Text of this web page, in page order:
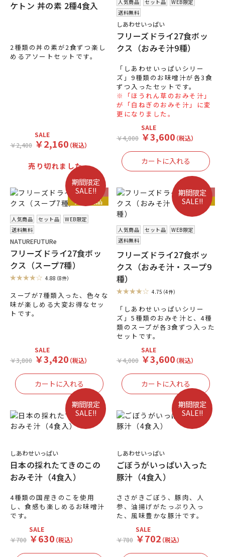
ケトン 丼の素 2種4食入
2種類の丼の素が2食ずつ楽し
めるアソートセットです。
￥2,400
SALE
￥2,160（税込）
売り切れました。
人気商品 セット品
WEB限定
送料無料
しあわせいっぱい
フリーズドライ27食ボッ
クス（おみそ汁9種）
「しあわせいっぱいシリー
ズ」9種類のお味噌汁が各3食
ずつ入ったセットです。
※「ほうれん草のおみそ汁」
が「白ねぎのおみそ汁」に変
更になりました。
￥4,000
SALE
￥3,600（税込）
送料無料
人気商品
期間限定
SALE!!
人気商品 セット品
WEB限定
送料無料
NATUREFUTURe
フリーズドライ27食ボッ
クス（スープ7種）
4.88（8件）
スープが7種類入った、色々な
味が楽しめる大変お得なセッ
トです。
￥3,800
SALE
￥3,420（税込）
送料無料
人気商品
期間限定
SALE!!
人気商品 セット品
WEB限定
送料無料
フリーズドライ27食ボッ
クス（おみそ汁・スープ9
種）
4.75（4件）
「しあわせいっぱいシリー
ズ」5種類のおみそ汁と、4種
類のスープが各3食ずつ入った
セットです。
￥4,000
SALE
￥3,600（税込）
期間限定
SALE!!
しあわせいっぱい
日本の採れたてきのこの
おみそ汁（4食入）
4種類の国産きのこを使用
し、食感も楽しめるお味噌汁
です。
￥700
SALE
￥630（税込）
期間限定
SALE!!
しあわせいっぱい
ごぼうがいっぱい入った
豚汁（4食入）
ささがきごぼう、豚肉、人
参、油揚げがたっぷり入っ
た、風味豊かな豚汁です。
￥780
SALE
￥702（税込）